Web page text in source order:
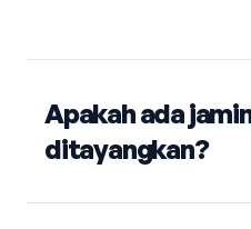
Apakah ada
ditayangkan?